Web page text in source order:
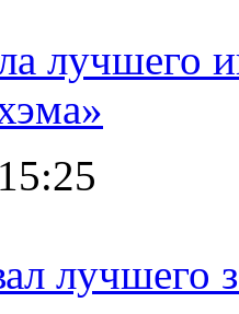
лучшего
лучшего